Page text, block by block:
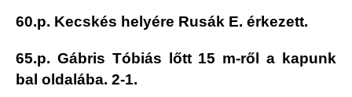
60.p. Kecskés helyére Rusák E. érkezett.
65.p. Gábris Tóbiás lőtt 15 m-ről a kapunk
bal oldalába. 2-1.